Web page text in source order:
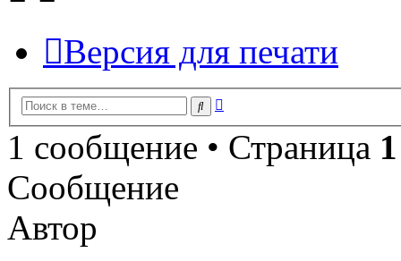
Версия для печати
Поиск
1 сообщение • Страница 1
Сообщение
Автор